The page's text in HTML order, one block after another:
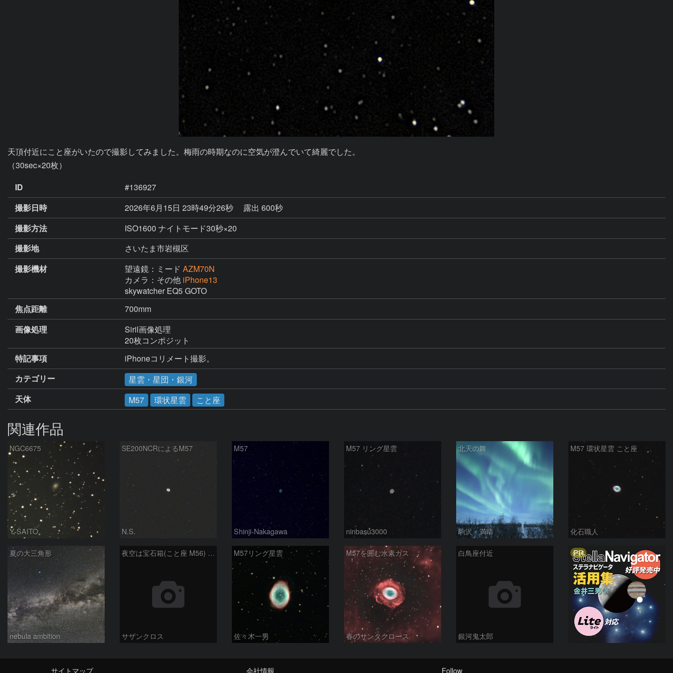
天頂付近にこと座がいたので撮影してみました。梅雨の時期なのに空気が澄んでいて綺麗でした。
（30sec×20枚）
ID
#136927
撮影日時
2026年6月15日 23時49分26秒
露出 600秒
撮影方法
ISO1600 ナイトモード30秒×20
撮影地
さいたま市岩槻区
撮影機材
望遠鏡：ミード AZM70N
カメラ：その他 iPhone13
skywatcher EQ5 GOTO
焦点距離
700mm
画像処理
Siril画像処理
20枚コンポジット
特記事項
iPhoneコリメート撮影。
カテゴリー
星雲・星団・銀河
天体
M57 環状星雲 こと座
関連作品
NGC6675
Y-SAITO
SE200NCRによるM57
N.S.
M57
Shinji-Nakagawa
M57 リング星雲
ninbasu3000
北天の舞
駒沢 満晴
M57 環状星雲 こと座
化石職人
夏の大三角形
nebula ambition
夜空は宝石箱(こと座 M56) Seestar50
サザンクロス
M57リング星雲
佐々木一男
M57を囲む水素ガス
春のサンタクロース
白鳥座付近
銀河鬼太郎
PR
サイトマップ 会社情報 Follow